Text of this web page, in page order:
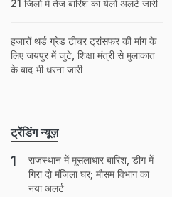
21 जिलों में तेज बारिश का येलो अलर्ट जारी
हजारों थर्ड ग्रेड टीचर ट्रांसफर की मांग के
लिए जयपुर में जुटे, शिक्षा मंत्री से मुलाकात
के बाद भी धरना जारी
ट्रेंडिंग न्यूज़
राजस्‍थान में मूसलाधार बारिश, डीग में
गिरा दो मंज‍िला घर; मौसम व‍िभाग का
नया अलर्ट